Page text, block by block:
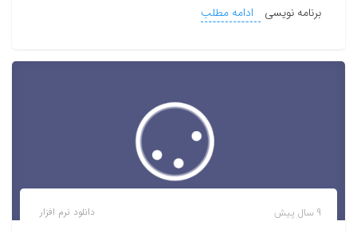
برنامه نویسی
ادامه مطلب
دانلود نرم افزار 9 سال پیش